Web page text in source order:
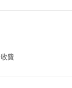
費